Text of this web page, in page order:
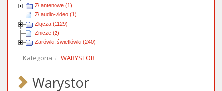
Zł antenowe (1)
Zł audio-video (1)
Złącza (1129)
Znicze (2)
Żarówki, świetlówki (240)
Kategoria WARYSTOR
Warystor